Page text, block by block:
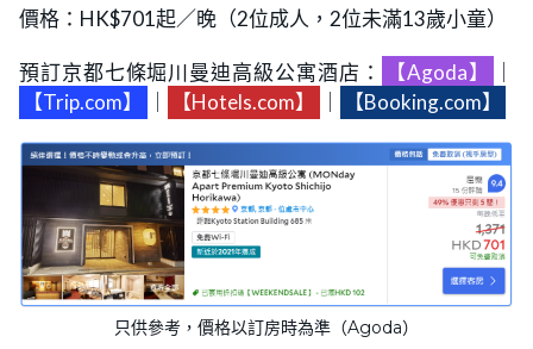
價格：HK$701起／晚（2位成人，2位未滿13歲小童）
預訂京都七條堀川曼迪高級公寓酒店： 【Agoda】
【Trip.com】
【Hotels.com】 【Booking.com】
只供參考，價格以訂房時為準（Agoda）